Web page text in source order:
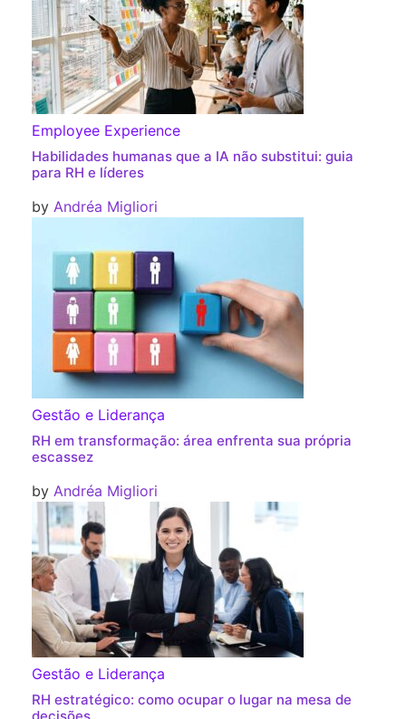
Employee Experience
Habilidades humanas que a IA não substitui: guia
para RH e líderes
by Andréa Migliori
Gestão e Liderança
RH em transformação: área enfrenta sua própria
escassez
by Andréa Migliori
Gestão e Liderança
RH estratégico: como ocupar o lugar na mesa de